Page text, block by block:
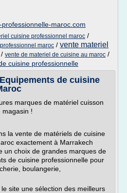
professionnelle-maroc.com
cuisine professionnel maroc /
maroc / vente materiel
/ vente de materiel de cuisine au maroc /
cuisine professionnelle
de cuisine
marques de matériel cuisson
magasin !
la vente de matériels de cuisine
exactement à Marrakech
un choix de grandes marques de
de cuisine professionnelle pour
boulangerie,
site une sélection des meilleurs